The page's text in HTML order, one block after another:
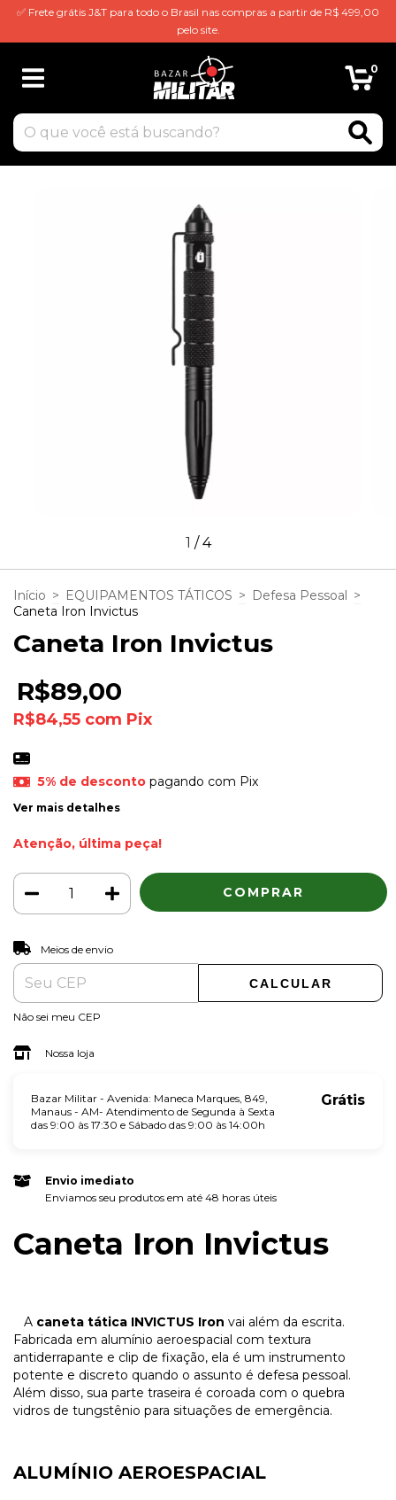
✅ Frete grátis J&T para todo o Brasil nas compras a partir de R$ 499,00
pelo site.
0
1 /4
Início > EQUIPAMENTOS TÁTICOS > Defesa Pessoal >
Caneta Iron Invictus
Caneta Iron Invictus
R$89,00
R$84,55 com Pix
5% de descontopagando com Pix
Ver mais detalhes
Atenção, última peça!
Entregas para o CEP:
Meios de envio
CALCULAR
Não sei meu CEP
Nossa loja
Bazar Militar - Avenida: Maneca Marques, 849,
Manaus - AM- Atendimento de Segunda à Sexta
das 9:00 às 17:30 e Sábado das 9:00 às 14:00h
Grátis
Envio imediato
Enviamos seu produtos em até 48 horas úteis
Caneta Iron Invictus
A caneta tática INVICTUS Iron vai além da escrita.
Fabricada em alumínio aeroespacial com textura
antiderrapante e clip de fixação, ela é um instrumento
potente e discreto quando o assunto é defesa pessoal.
Além disso, sua parte traseira é coroada com o quebra
vidros de tungstênio para situações de emergência.
ALUMÍNIO AEROESPACIAL